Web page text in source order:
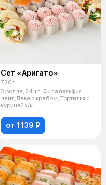
Сет «Аригато»
720 г
3 ролла, 24 шт. Филадельфия
лайт; Лава с крабом; Тортилья с
курицей х/к.
от 1139 ₽